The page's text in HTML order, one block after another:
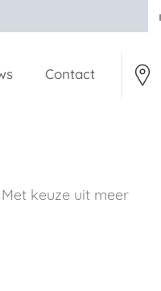
Contact
keuze uit meer